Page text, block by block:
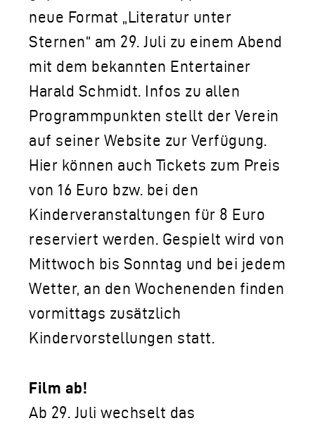
neue Format „Literatur unter
Sternen“ am 29. Juli zu einem Abend
mit dem bekannten Entertainer
Harald Schmidt. Infos zu allen
Programmpunkten stellt der Verein
auf seiner Website zur Verfügung.
Hier können auch Tickets zum Preis
von 16 Euro bzw. bei den
Kinderveranstaltungen für 8 Euro
reserviert werden. Gespielt wird von
Mittwoch bis Sonntag und bei jedem
Wetter, an den Wochenenden finden
vormittags zusätzlich
Kindervorstellungen statt.
Film ab!
Ab 29. Juli wechselt das